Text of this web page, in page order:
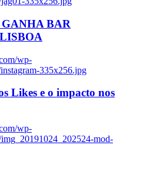
BAR
wp-
335x256.jpg
Likes e o impacto nos
wp-
mod-